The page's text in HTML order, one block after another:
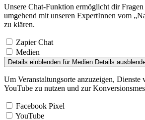
Unsere Chat-Funktion ermöglicht dir
umgehend mit unseren ExpertInnen vom
zu klären.
Zapier Chat
Medien
Details einblenden für Medien Details
Um Veranstaltungsorte anzuzeigen, Dienste
YouTube zu nutzen und zur
Facebook Pixel
YouTube